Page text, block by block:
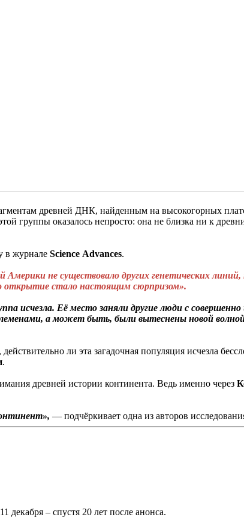
древней ДНК, найденным на высокогорных
группы оказалось непросто: она не близка ни к
в журнале Science Advances.
не существовало других генетических
открытие стало настоящим сюрпризом».
исчезла. Её место заняли другие люди с
а может быть, были вытеснены новой
ли эта загадочная популяция исчезла
.
древней истории континента. Ведь именно через
— подчёркивает одна из авторов
– спустя 20 лет после анонса.